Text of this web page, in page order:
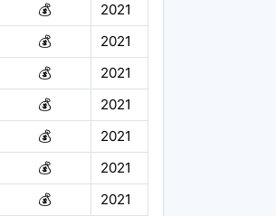
💰
2021
💰
2021
💰
2021
💰
2021
💰
2021
💰
2021
💰 2021